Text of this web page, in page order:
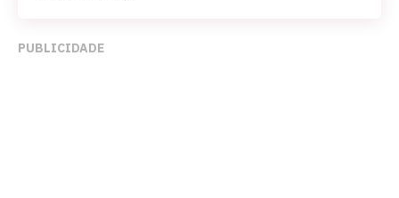
PUBLICIDADE